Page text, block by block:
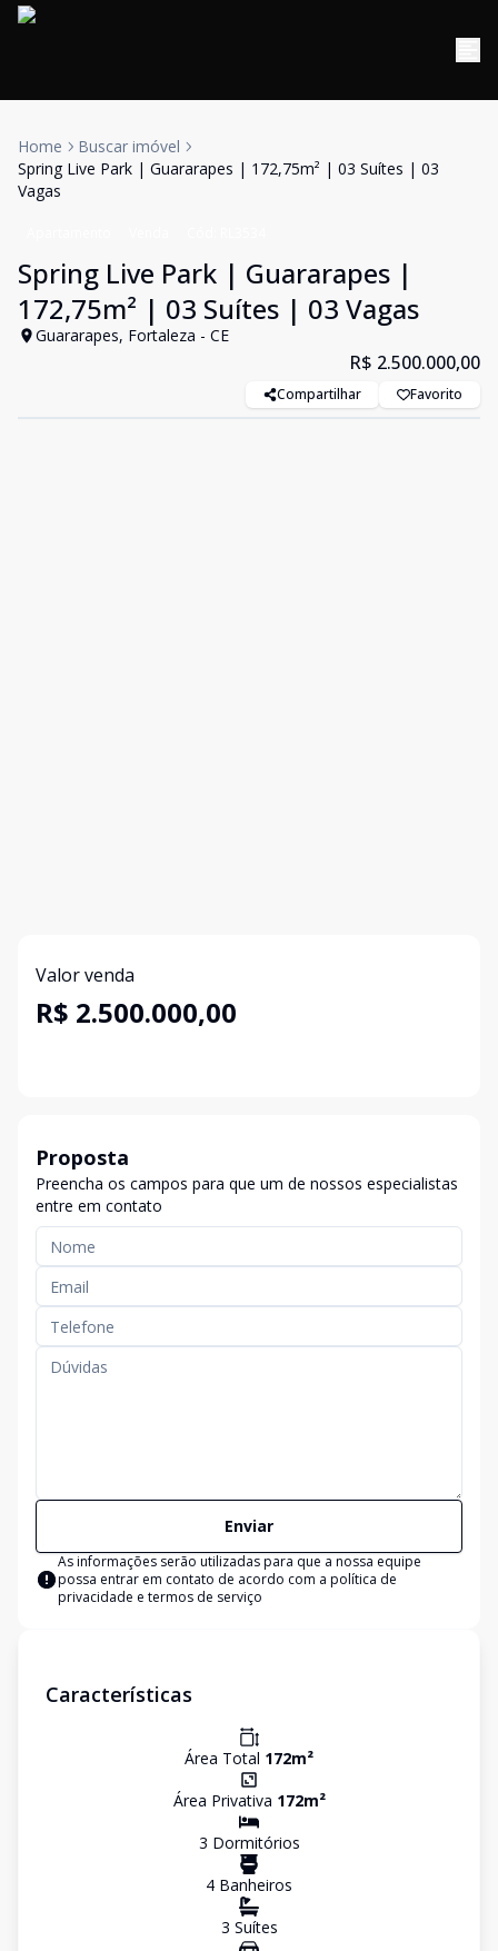
Home
Buscar imóvel
Spring Live Park | Guararapes | 172,75m² | 03 Suítes | 03
Vagas
Spring Live Park | Guararapes |
172,75m² | 03 Suítes | 03 Vagas
Guararapes, Fortaleza - CE
R$ 2.500.000,00
Compartilhar Favorito
Valor venda
R$ 2.500.000,00
Proposta
Preencha os campos para que um de nossos especialistas
entre em contato
Enviar
As informações serão utilizadas para que a nossa equipe
possa entrar em contato de acordo com a política de
privacidade e termos de serviço
Características
Área Total 172m²
Área Privativa 172m²
3 Dormitórios
4 Banheiros
3 Suítes